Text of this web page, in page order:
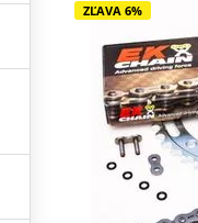
ZĽAVA 6%